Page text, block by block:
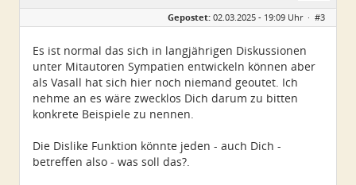
Geschlecht:
Beiträge:
5225
Gepostet: 02.03.2025 - 19:09 Uhr · #3
Es ist normal das sich in langjährigen Diskussionen
unter Mitautoren Sympatien entwickeln können aber
als Vasall hat sich hier noch niemand geoutet. Ich
nehme an es wäre zwecklos Dich darum zu bitten
konkrete Beispiele zu nennen.
Die Dislike Funktion könnte jeden - auch Dich -
betreffen also - was soll das?.